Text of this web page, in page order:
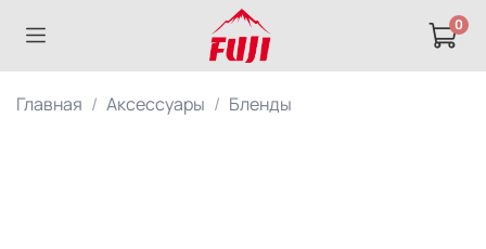
0
Главная Аксессуары Бленды